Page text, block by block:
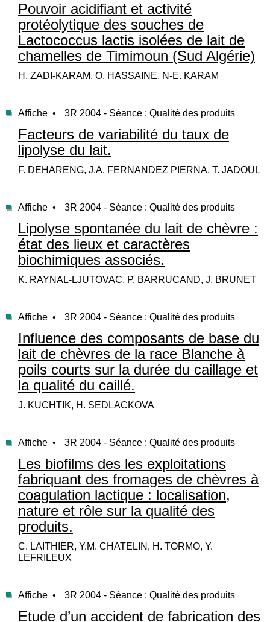
Pouvoir acidifiant et activité
protéolytique des souches de
Lactococcus lactis isolées de lait de
chamelles de Timimoun (Sud Algérie)
H. ZADI-KARAM, O. HASSAINE, N-E. KARAM
Affiche • 3R 2004 - Séance : Qualité des produits
Facteurs de variabilité du taux de
lipolyse du lait.
F. DEHARENG, J.A. FERNANDEZ PIERNA, T. JADOUL
Affiche • 3R 2004 - Séance : Qualité des produits
Lipolyse spontanée du lait de chèvre :
état des lieux et caractères
biochimiques associés.
K. RAYNAL-LJUTOVAC, P. BARRUCAND, J. BRUNET
Affiche • 3R 2004 - Séance : Qualité des produits
Influence des composants de base du
lait de chèvres de la race Blanche à
poils courts sur la durée du caillage et
la qualité du caillé.
J. KUCHTIK, H. SEDLACKOVA
Affiche • 3R 2004 - Séance : Qualité des produits
Les biofilms des les exploitations
fabriquant des fromages de chèvres à
coagulation lactique : localisation,
nature et rôle sur la qualité des
produits.
C. LAITHIER, Y.M. CHATELIN, H. TORMO, Y.
LEFRILEUX
Affiche • 3R 2004 - Séance : Qualité des produits
Etude d’un accident de fabrication des